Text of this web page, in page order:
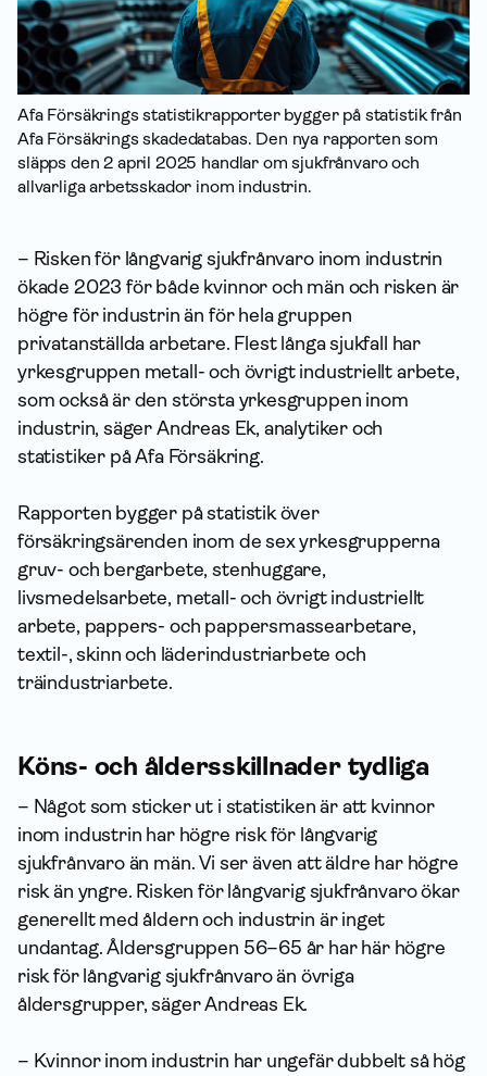
Afa Försäkrings statistik­rapporter bygger på statistik från
Afa Försäkrings skadedatabas. Den nya rapporten som
släpps den 2 april 2025 handlar om sjukfrånvaro och
allvarliga arbets­skador inom industrin.
– Risken för långvarig sjukfrånvaro inom industrin
ökade 2023 för både kvinnor och män och risken är
högre för industrin än för hela gruppen
privatanställda arbetare. Flest långa sjukfall har
yrkesgruppen metall- och övrigt industriellt arbete,
som också är den största yrkesgruppen inom
industrin, säger Andreas Ek, analytiker och
statistiker på Afa Försäkring.
Rapporten bygger på statistik över
försäkringsärenden inom de sex yrkesgrupperna
gruv- och bergarbete, stenhuggare,
livsmedelsarbete, metall- och övrigt industriellt
arbete, pappers- och pappersmassearbetare,
textil-, skinn och läderindustriarbete och
träindustriarbete.
Köns- och åldersskillnader tydliga
– Något som sticker ut i statistiken är att kvinnor
inom industrin har högre risk för långvarig
sjukfrånvaro än män. Vi ser även att äldre har högre
risk än yngre. Risken för långvarig sjukfrånvaro ökar
generellt med åldern och industrin är inget
undantag. Åldersgruppen 56–65 år har här högre
risk för långvarig sjukfrånvaro än övriga
åldersgrupper, säger Andreas Ek.
– Kvinnor inom industrin har ungefär dubbelt så hög